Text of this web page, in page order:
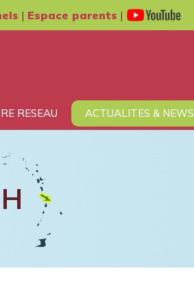
| Espace parents |
RESEAU ACTUALITES & NEWS